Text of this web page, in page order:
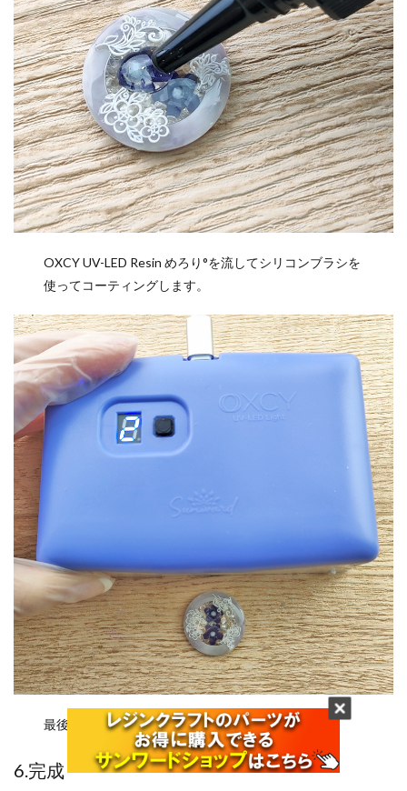
OXCY UV-LED Resin めろり°を流してシリコンブラシを
使ってコーティングします。
最後にOXCY UV-LED Lightでしっかり硬化します。
6.完成